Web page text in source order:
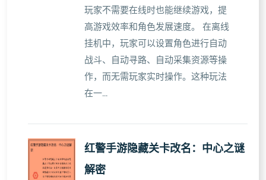
玩家不需要在线时也能继续游戏，提
高游戏效率和角色发展速度。 在离线
挂机中，玩家可以设置角色进行自动
战斗、自动寻路、自动采集资源等操
作，而无需玩家实时操作。这种玩法
在一...
红警手游隐藏关卡改名：中心之谜
解密